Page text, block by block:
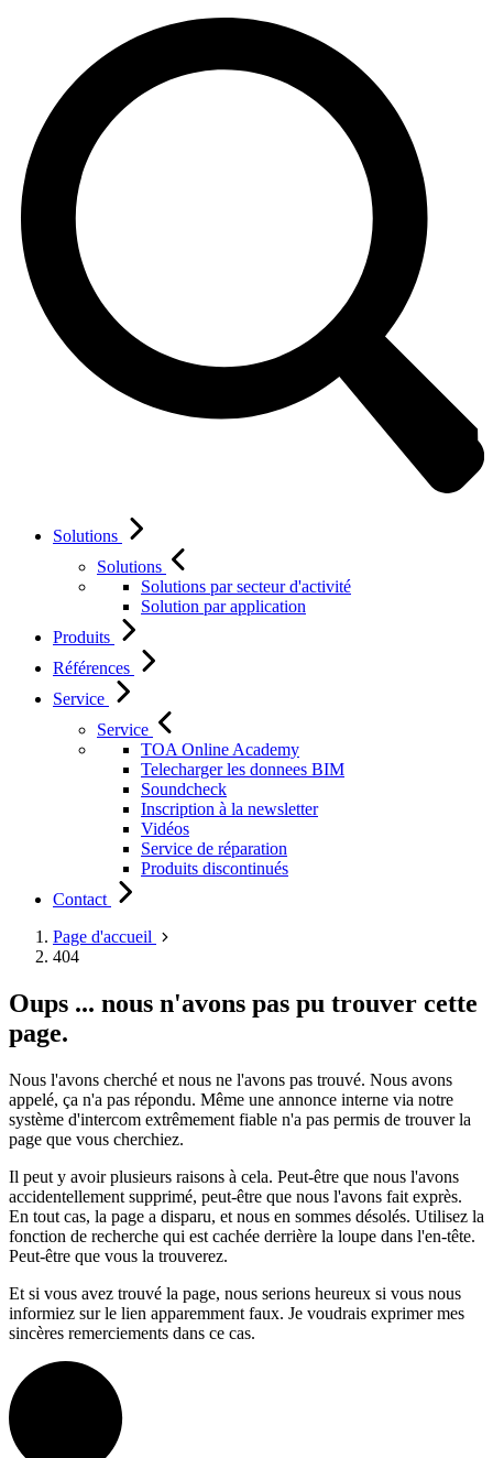
Solutions
Solutions
Solutions par secteur d'activité
Solution par application
Produits
Références
Service
Service
TOA Online Academy
Telecharger les donnees BIM
Soundcheck
Inscription à la newsletter
Vidéos
Service de réparation
Produits discontinués
Contact
Page d'accueil
404
Oups ... nous n'avons pas pu trouver cette
page.
Nous l'avons cherché et nous ne l'avons pas trouvé. Nous avons
appelé, ça n'a pas répondu. Même une annonce interne via notre
système d'intercom extrêmement fiable n'a pas permis de trouver la
page que vous cherchiez.
Il peut y avoir plusieurs raisons à cela. Peut-être que nous l'avons
accidentellement supprimé, peut-être que nous l'avons fait exprès.
En tout cas, la page a disparu, et nous en sommes désolés. Utilisez la
fonction de recherche qui est cachée derrière la loupe dans l'en-tête.
Peut-être que vous la trouverez.
Et si vous avez trouvé la page, nous serions heureux si vous nous
informiez sur le lien apparemment faux. Je voudrais exprimer mes
sincères remerciements dans ce cas.